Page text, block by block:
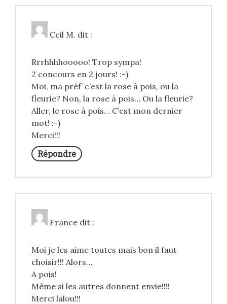
Ccil M. dit :
Rrrhhhhooooo! Trop sympa!
2 concours en 2 jours! :-)
Moi, ma préf’ c’est la rose à pois, ou la
fleurie? Non, la rose à pois… Ou la fleurie?
Aller, le rose à pois… C’est mon dernier
mot! :-)
Merci!!!
Répondre
France dit :
Moi je les aime toutes mais bon il faut
choisir!!! Alors…
A pois!
Même si les autres donnent envie!!!!
Merci lalou!!!